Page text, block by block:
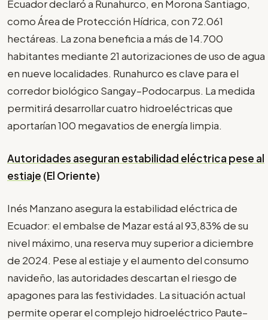
Ecuador declaró a Runahurco, en Morona Santiago,
como Área de Protección Hídrica, con 72.061
hectáreas. La zona beneficia a más de 14.700
habitantes mediante 21 autorizaciones de uso de agua
en nueve localidades. Runahurco es clave para el
corredor biológico Sangay–Podocarpus. La medida
permitirá desarrollar cuatro hidroeléctricas que
aportarían 100 megavatios de energía limpia.
Autoridades aseguran estabilidad eléctrica pese al
estiaje (El Oriente)
Inés Manzano asegura la estabilidad eléctrica de
Ecuador: el embalse de Mazar está al 93,83% de su
nivel máximo, una reserva muy superior a diciembre
de 2024. Pese al estiaje y el aumento del consumo
navideño, las autoridades descartan el riesgo de
apagones para las festividades. La situación actual
permite operar el complejo hidroeléctrico Paute–